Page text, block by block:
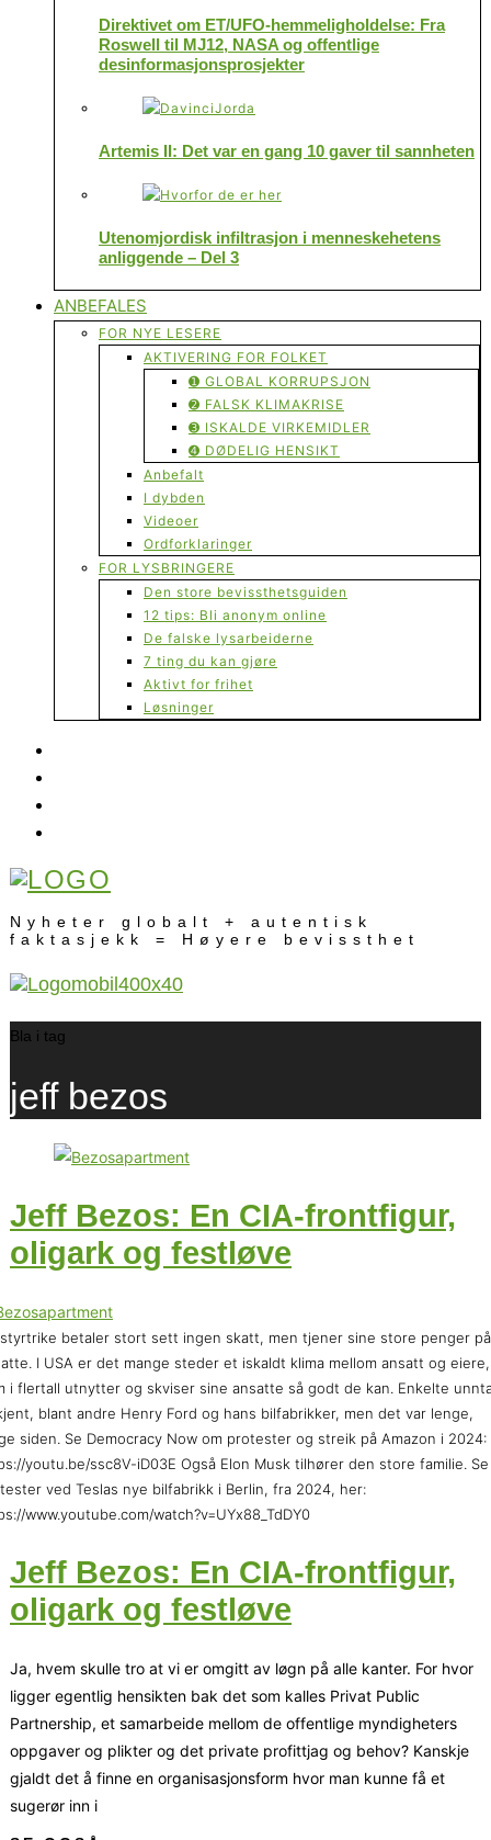
Direktivet om ET/UFO-hemmeligholdelse: Fra
Roswell til MJ12, NASA og offentlige
desinformasjonsprosjekter
Artemis II: Det var en gang 10 gaver til sannheten
Utenomjordisk infiltrasjon i menneskehetens
anliggende – Del 3
ANBEFALES
FOR NYE LESERE
AKTIVERING FOR FOLKET
➊ GLOBAL KORRUPSJON
➋ FALSK KLIMAKRISE
➌ ISKALDE VIRKEMIDLER
➍ DØDELIG HENSIKT
Anbefalt
I dybden
Videoer
Ordforklaringer
FOR LYSBRINGERE
Den store bevissthetsguiden
12 tips: Bli anonym online
De falske lysarbeiderne
7 ting du kan gjøre
Aktivt for frihet
Løsninger
Nyheter globalt + autentisk
faktasjekk = Høyere bevissthet
Bla i tag
jeff bezos
Jeff Bezos: En CIA-frontfigur,
oligark og festløve
betaler stort sett ingen skatt, men tjener sine store penger
I USA er det mange steder et iskaldt klima mellom ansatt og eiere,
i flertall utnytter og skviser sine ansatte så godt de kan. Enkelte
blant andre Henry Ford og hans bilfabrikker, men det var lenge,
siden. Se Democracy Now om protester og streik på Amazon i 2024:
youtu.be/ssc8V-iD03E Også Elon Musk tilhører den store familie. Se
ved Teslas nye bilfabrikk i Berlin, fra 2024, her:
www.youtube.com/watch?v=UYx88_TdDY0
Jeff Bezos: En CIA-frontfigur,
oligark og festløve
Ja, hvem skulle tro at vi er omgitt av løgn på alle kanter. For hvor
ligger egentlig hensikten bak det som kalles Privat Public
Partnership, et samarbeide mellom de offentlige myndigheters
oppgaver og plikter og det private profittjag og behov? Kanskje
gjaldt det å finne en organisasjonsform hvor man kunne få et
sugerør inn i